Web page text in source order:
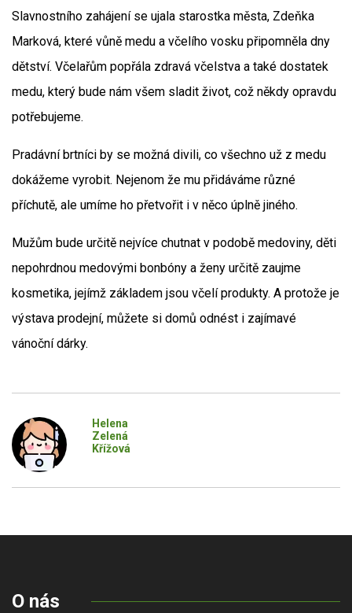
Slavnostního zahájení se ujala starostka města, Zdeňka
Marková, které vůně medu a včelího vosku připomněla dny
dětství. Včelařům popřála zdravá včelstva a také dostatek
medu, který bude nám všem sladit život, což někdy opravdu
potřebujeme.
Pradávní brtníci by se možná divili, co všechno už z medu
dokážeme vyrobit. Nejenom že mu přidáváme různé
příchutě, ale umíme ho přetvořit i v něco úplně jiného.
Mužům bude určitě nejvíce chutnat v podobě medoviny, děti
nepohrdnou medovými bonbóny a ženy určitě zaujme
kosmetika, jejímž základem jsou včelí produkty. A protože je
výstava prodejní, můžete si domů odnést i zajímavé
vánoční dárky.
Helena
Zelená
Křížová
O nás